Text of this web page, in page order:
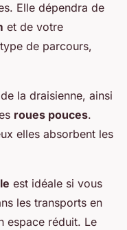
Elle dépendra de
et de votre
de parcours,
de la draisienne, ainsi
roues pouces.
elles absorbent les
est idéale si vous
les transports en
espace réduit. Le